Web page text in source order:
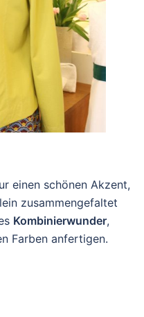
einen schönen Akzent,
zusammengefaltet
Kombinierwunder,
Farben anfertigen.